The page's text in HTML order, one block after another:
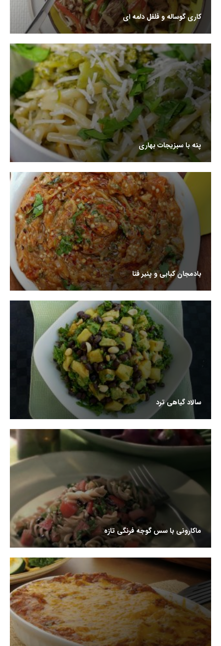
کاری گوساله و فلفل دلمه ای
پنه با سبزیجات بهاری
بادمجان کبابی و پنیر فتا
سالاد گیاهی ترد
ماکارونی با سس گوجه فرنگی تازه